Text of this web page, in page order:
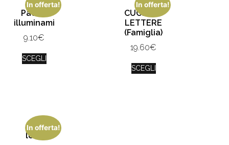
In offerta!
Padre,
illuminami
9.10€
SCEGLI
In offerta!
CUORE DI
LETTERE
(Famiglia)
19.60€
SCEGLI
In offerta!
love